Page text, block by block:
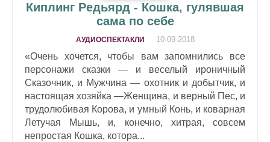
Киплинг Редьярд - Кошка, гулявшая
сама по себе
АУДИОСПЕКТАКЛИ 10-09-2018
«Очень хочется, чтобы вам запомнились все
персонажи сказки — и веселый ироничный
Сказочник, и Мужчина — охотник и добытчик, и
настоящая хозяйка —Женщина, и верный Пес, и
трудолюбивая Корова, и умный Конь, и коварная
Летучая Мышь, и, конечно, хитрая, совсем
непростая Кошка, котора...